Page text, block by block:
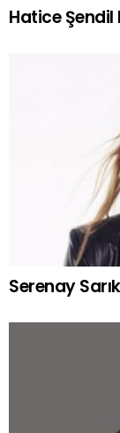
Hatice
Serenay